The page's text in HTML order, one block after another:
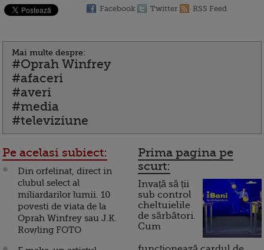
Facebook Twitter RSS Feed
Mai multe despre:
#Oprah Winfrey
#afaceri
#averi
#media
#televiziune
Pe acelasi subiect:
Din orfelinat, direct in
clubul select al
miliardarilor lumii. 10
povesti de viata de la
Oprah Winfrey sau J.K.
Rowling FOTO
Prima pagina pe
scurt:
Invață să ții
sub control
cheltuielile
de sărbători.
Cum